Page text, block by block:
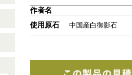
作者名
使用原石
中国産白御影石